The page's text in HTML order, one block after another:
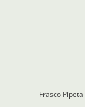
Frasco